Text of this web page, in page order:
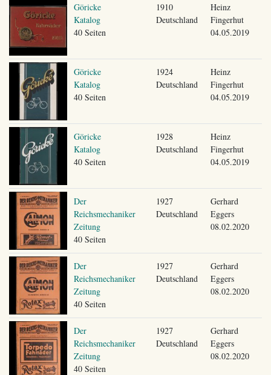
Göricke
Katalog
40 Seiten
1910
Deutschland
Heinz
Fingerhut
04.05.2019
Göricke
Katalog
40 Seiten
1924
Deutschland
Heinz
Fingerhut
04.05.2019
Göricke
Katalog
40 Seiten
1928
Deutschland
Heinz
Fingerhut
04.05.2019
Der
Reichsmechaniker
Zeitung
40 Seiten
1927
Deutschland
Gerhard
Eggers
08.02.2020
Der
Reichsmechaniker
Zeitung
40 Seiten
1927
Deutschland
Gerhard
Eggers
08.02.2020
Der
Reichsmechaniker
Zeitung
40 Seiten
1927
Deutschland
Gerhard
Eggers
08.02.2020